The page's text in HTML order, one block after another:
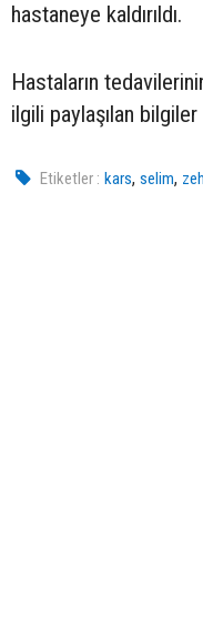
hastaneye kaldırıldı.
Hastaların
ilgili paylaşılan bilgiler
Etiketler : kars,selim,